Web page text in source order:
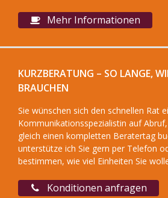
Mehr Informationen
KURZBERATUNG – SO LANGE,
BRAUCHEN
Sie wünschen sich den schnellen Rat
Kommunikationsspezialistin auf
gleich einen kompletten Beratertag
unterstütze ich Sie gern per Telefon
bestimmen, wie viel Einheiten Sie
Konditionen anfragen